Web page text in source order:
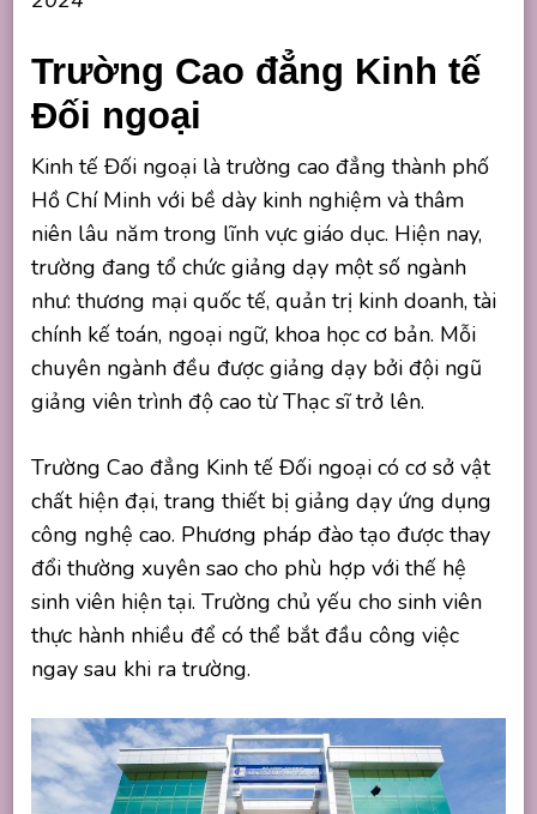
Trường Cao đẳng Kinh tế
Đối ngoại
Kinh tế Đối ngoại là trường cao đẳng thành phố
Hồ Chí Minh với bề dày kinh nghiệm và thâm
niên lâu năm trong lĩnh vực giáo dục. Hiện nay,
trường đang tổ chức giảng dạy một số ngành
như: thương mại quốc tế, quản trị kinh doanh, tài
chính kế toán, ngoại ngữ, khoa học cơ bản. Mỗi
chuyên ngành đều được giảng dạy bởi đội ngũ
giảng viên trình độ cao từ Thạc sĩ trở lên.
Trường Cao đẳng Kinh tế Đối ngoại có cơ sở vật
chất hiện đại, trang thiết bị giảng dạy ứng dụng
công nghệ cao. Phương pháp đào tạo được thay
đổi thường xuyên sao cho phù hợp với thế hệ
sinh viên hiện tại. Trường chủ yếu cho sinh viên
thực hành nhiều để có thể bắt đầu công việc
ngay sau khi ra trường.